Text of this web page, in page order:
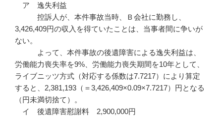
ア 逸失利益
控訴人が、本件事故当時、Ｂ会社に勤務し、
3,426,409円の収入を得ていたことは、当事者間に争いが
ない。
よって、本件事故の後遺障害による逸失利益は、
労働能力喪失率を9%、労働能力喪失期間を10年として、
ライブニッツ方式（対応する係数は7.7217）により算定
すると、2,381,193（＝3,426,409×0.09×7.7217）円となる
（円未満切捨て）。
イ 後遺障害慰謝料 2,900,000円